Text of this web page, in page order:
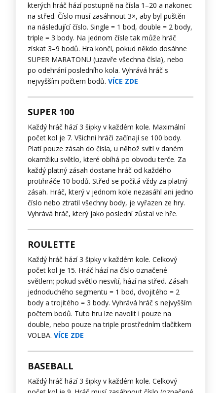
kterých hráč hází postupně na čísla 1–20 a nakonec
na střed. Číslo musí zasáhnout 3×, aby byl puštěn
na následující číslo. Single = 1 bod, double = 2 body,
triple = 3 body. Na jednom čísle tak může hráč
získat 3–9 bodů. Hra končí, pokud někdo dosáhne
SUPER MARATONU (uzavře všechna čísla), nebo
po odehrání posledního kola. Vyhrává hráč s
nejvyšším počtem bodů. VÍCE ZDE
SUPER 100
Každý hráč hází 3 šipky v každém kole. Maximální
počet kol je 7. Všichni hráči začínají se 100 body.
Platí pouze zásah do čísla, u něhož svítí v daném
okamžiku světlo, které obíhá po obvodu terče. Za
každý platný zásah dostane hráč od každého
protihráče 10 bodů. Střed se počítá vždy za platný
zásah. Hráč, který v jednom kole nezasáhl ani jedno
číslo nebo ztratil všechny body, je vyřazen ze hry.
Vyhrává hráč, který jako poslední zůstal ve hře.
ROULETTE
Každý hráč hází 3 šipky v každém kole. Celkový
počet kol je 15. Hráč hází na číslo označené
světlem; pokud světlo nesvítí, hází na střed. Zásah
jednoduchého segmentu = 1 bod, dvojitého = 2
body a trojitého = 3 body. Vyhrává hráč s nejvyšším
počtem bodů. Tuto hru lze navolit i pouze na
double, nebo pouze na triple prostředním tlačítkem
VOLBA. VÍCE ZDE
BASEBALL
Každý hráč hází 3 šipky v každém kole. Celkový